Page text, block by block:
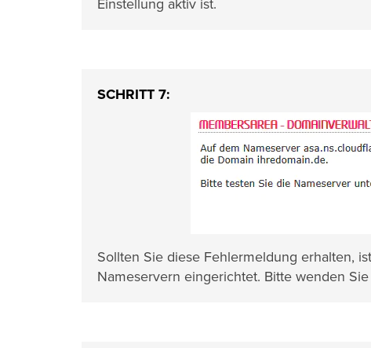
Einstellung aktiv ist.
SCHRITT 7:
Sollten Sie diese Fehlermeldung erhalten,
Nameservern eingerichtet. Bitte wenden